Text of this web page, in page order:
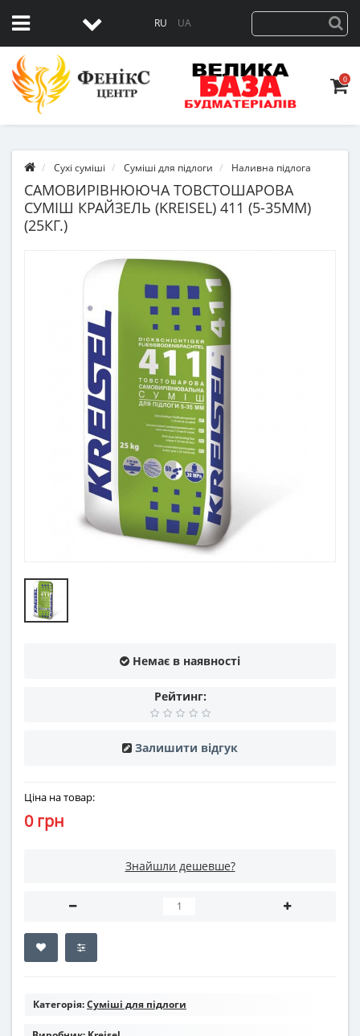
RU UA
0
Сухі суміші Суміші для підлоги Наливна підлога
САМОВИРІВНЮЮЧА ТОВСТОШАРОВА
СУМІШ КРАЙЗЕЛЬ (KREISEL) 411 (5-35ММ)
(25КГ.)
Немає в наявності
Рейтинг:
Залишити відгук
Ціна на товар:
0 грн
Знайшли дешевше?
Категорія:Суміші для підлоги